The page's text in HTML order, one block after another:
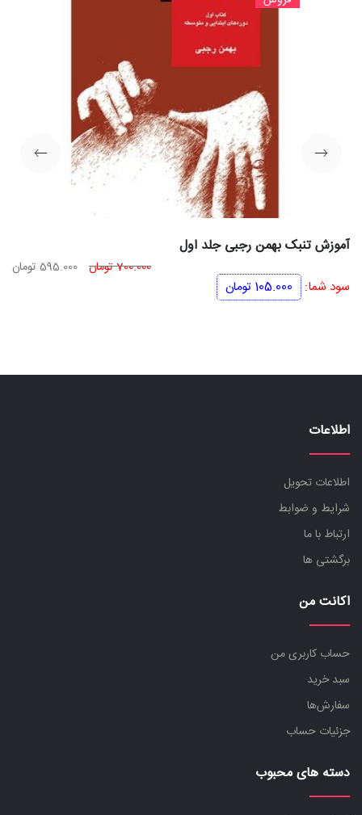
آموزش تنبک بهمن رجبی جلد اول
700.000تومان قیمت
595.000 تومان
سود شما: 105.000 تومان
اطلاعات
اطلاعات تحویل
شرایط و ضوابط
ارتباط با ما
برگشتی ها
اکانت من
حساب کاربری من
سبد خرید
سفارش‌ها
جزئیات حساب
دسته های محبوب